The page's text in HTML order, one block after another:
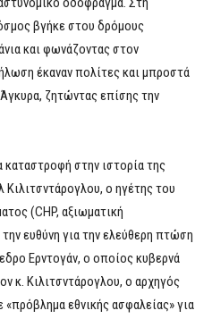
βγήκε στου δρόμους
και φωνάζοντας στον
έκαναν πολίτες και μπροστά
ζητώντας επίσης την
καταστροφή στην ιστορία της
ο ηγέτης του
(CHP, αξιωματική
ευθύνη για την ελεύθερη πτώση
Ερντογάν, ο οποίος κυβερνά
κ. Κιλιτσντάρογλου, ο αρχηγός
εθνικής ασφαλείας» για